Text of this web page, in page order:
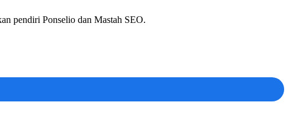
pendiri Ponselio dan Mastah SEO.